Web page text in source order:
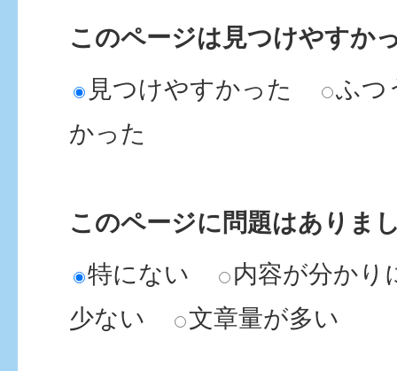
このページは見つけやすか
見つけやすかった
ふつ
かった
このページに問題はありま
特にない
内容が分かり
少ない
文章量が多い